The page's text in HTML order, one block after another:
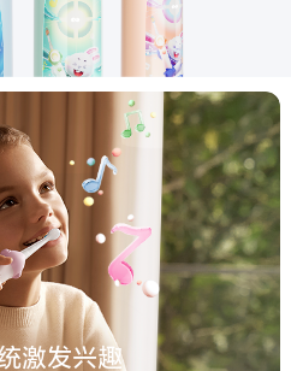
激发兴趣